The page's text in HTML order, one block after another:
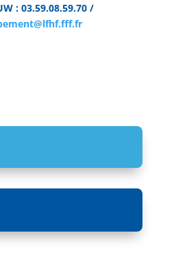
: 03.59.08.59.70 /